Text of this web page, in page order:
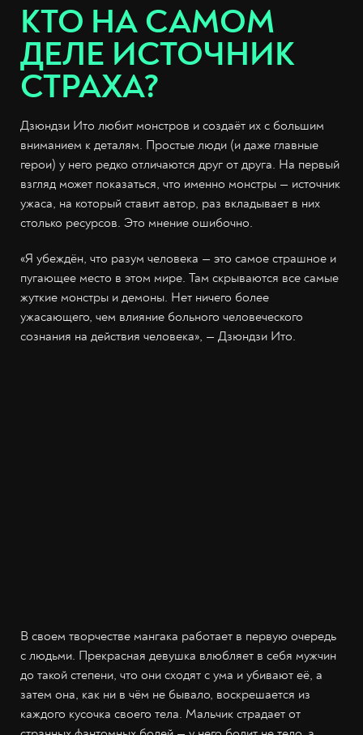
КТО НА САМОМ
ДЕЛЕ ИСТОЧНИК
СТРАХА?
Дзюндзи Ито любит монстров и создаёт их с большим
вниманием к деталям. Простые люди (и даже главные
герои) у него редко отличаются друг от друга. На первый
взгляд может показаться, что именно монстры — источник
ужаса, на который ставит автор, раз вкладывает в них
столько ресурсов. Это мнение ошибочно.
«Я убеждён, что разум человека — это самое страшное и
пугающее место в этом мире. Там скрываются все самые
жуткие монстры и демоны. Нет ничего более
ужасающего, чем влияние больного человеческого
сознания на действия человека», — Дзюндзи Ито.
В своем творчестве мангака работает в первую очередь
с людьми. Прекрасная девушка влюбляет в себя мужчин
до такой степени, что они сходят с ума и убивают её, а
затем она, как ни в чём не бывало, воскрешается из
каждого кусочка своего тела. Мальчик страдает от